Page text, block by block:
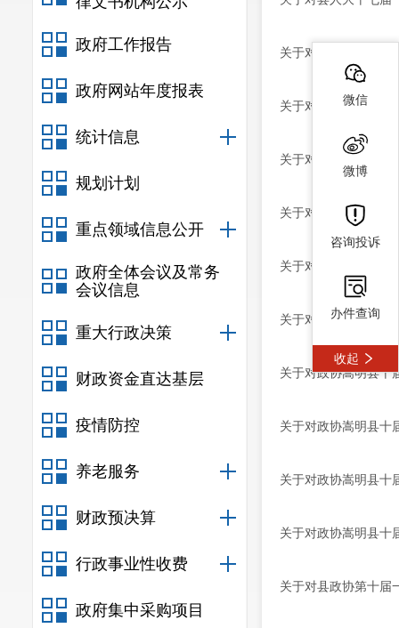
政府工作报告
政府网站年度报表
统计信息
规划计划
重点领域信息公开
政府全体会议及常务
会议信息
重大行政决策
财政资金直达基层
疫情防控
养老服务
财政预决算
行政事业性收费
政府集中采购项目
关于对县人大第十七
关于对县人大十七届
关于对县人大十七届
关于对县人大第十七
关于对县人大第十七
关于对政协嵩明县十
关于对政协嵩明县十
关于对政协嵩明县十
关于对政协嵩明县十
关于对政协嵩明县十
关于对县政协第十届
微信
微博
咨询投诉
办件查询
收起